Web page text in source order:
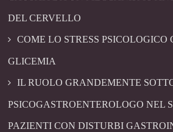
DEL CERVELLO
COME LO STRESS PSICOLOGICO
GLICEMIA
IL RUOLO GRANDEMENTE
PSICOGASTROENTEROLOGO NEL
PAZIENTI CON DISTURBI